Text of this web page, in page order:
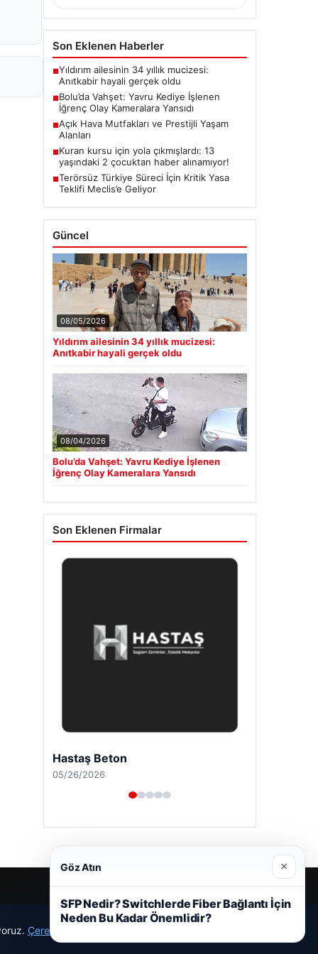
Son Eklenen Haberler
■Yıldırım ailesinin 34 yıllık mucizesi:
Anıtkabir hayali gerçek oldu
■Bolu’da Vahşet: Yavru Kediye İşlenen
İğrenç Olay Kameralara Yansıdı
■Açık Hava Mutfakları ve Prestijli Yaşam
Alanları
■Kuran kursu için yola çıkmışlardı: 13
yaşındaki 2 çocuktan haber alınamıyor!
■Terörsüz Türkiye Süreci İçin Kritik Yasa
Teklifi Meclis’e Geliyor
Güncel
08/05/2026
Yıldırım ailesinin 34 yıllık mucizesi:
Anıtkabir hayali gerçek oldu
08/04/2026
Bolu’da Vahşet: Yavru Kediye İşlenen
İğrenç Olay Kameralara Yansıdı
Son Eklenen Firmalar
Hastaş Beton
05/26/2026
Çerez Politikamız
Göz Atın ×
SFP Nedir? Switchlerde Fiber Bağlantı İçin
Neden Bu Kadar Önemlidir?